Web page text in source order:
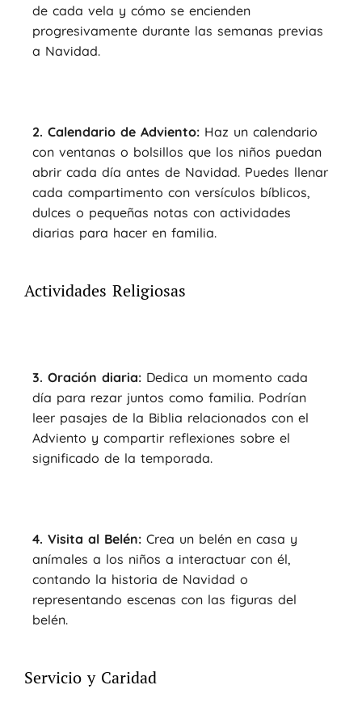
de cada vela y cómo se encienden
progresivamente durante las semanas previas
a Navidad.
2. Calendario de Adviento: Haz un calendario
con ventanas o bolsillos que los niños puedan
abrir cada día antes de Navidad. Puedes llenar
cada compartimento con versículos bíblicos,
dulces o pequeñas notas con actividades
diarias para hacer en familia.
Actividades Religiosas
3. Oración diaria: Dedica un momento cada
día para rezar juntos como familia. Podrían
leer pasajes de la Biblia relacionados con el
Adviento y compartir reflexiones sobre el
significado de la temporada.
4. Visita al Belén: Crea un belén en casa y
anímales a los niños a interactuar con él,
contando la historia de Navidad o
representando escenas con las figuras del
belén.
Servicio y Caridad